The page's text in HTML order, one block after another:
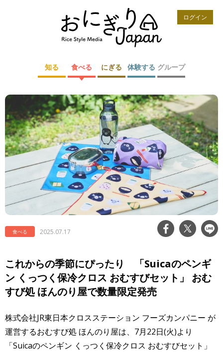
ログイン
知る 食べる にぎる 体験する グループ
食べる 2025.07.17
これからの季節にぴったり 「Suicaのペンギ
ン くっつく保冷クロス おむすびセット」 おむ
すび処 ほんのり屋で数量限定発売
株式会社JR東日本クロスステーション フーズカンパニー が
運営するおむすび処 ほんのり屋は、7月22日(火)より
「Suicaのペンギン くっつく保冷クロス おむすびセット」